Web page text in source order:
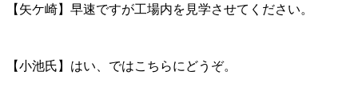
【矢ケ崎】早速ですが工場内を見学させてください。
【小池氏】はい、ではこちらにどうぞ。